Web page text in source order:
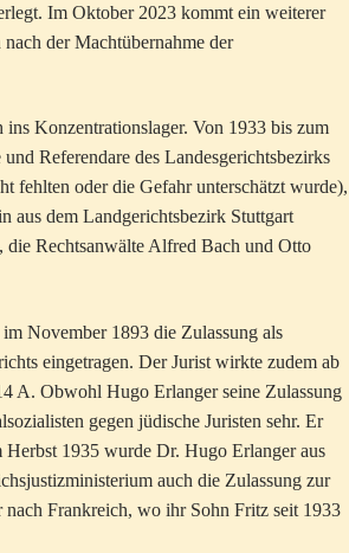
Im Oktober 2023 kommt ein weiterer
der Machtübernahme der
Konzentrationslager. Von 1933 bis zum
Referendare des Landesgerichtsbezirks
fehlten oder die Gefahr unterschätzt wurde),
aus dem Landgerichtsbezirk Stuttgart
Rechtsanwälte Alfred Bach und Otto
November 1893 die Zulassung als
eingetragen. Der Jurist wirkte zudem ab
A. Obwohl Hugo Erlanger seine Zulassung
gegen jüdische Juristen sehr. Er
Herbst 1935 wurde Dr. Hugo Erlanger aus
auch die Zulassung zur
Frankreich, wo ihr Sohn Fritz seit 1933